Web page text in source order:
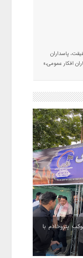
پاسداران
افکار عمومی،»
پتروخادم با